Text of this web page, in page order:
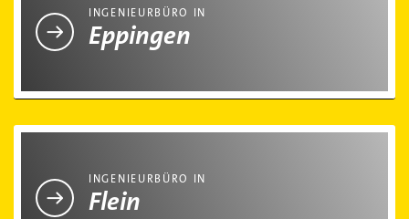
INGENIEURBÜRO IN
Eppingen
INGENIEURBÜRO IN
Flein